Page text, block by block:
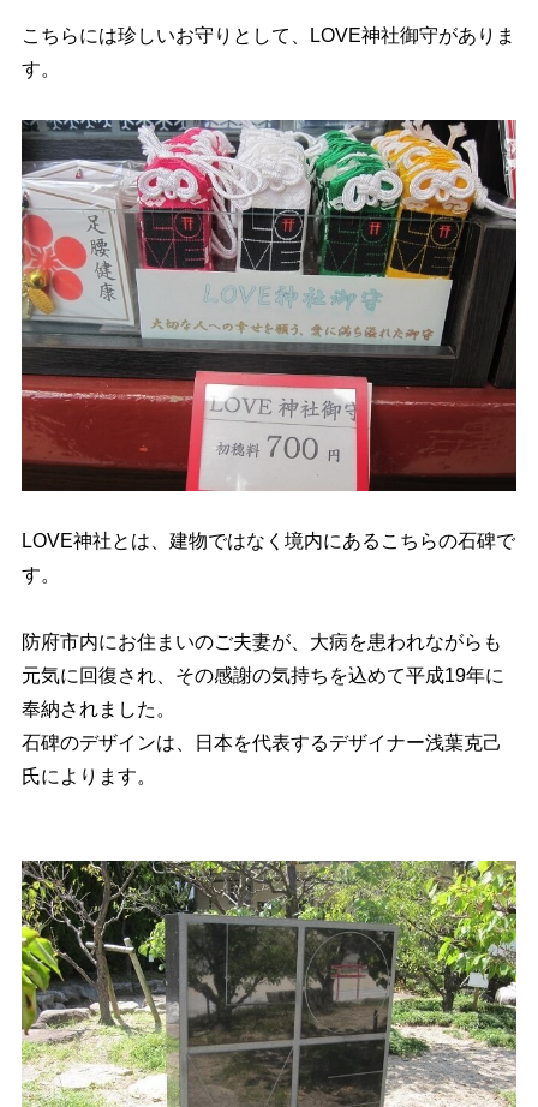
こちらには珍しいお守りとして、LOVE神社御守がありま
す。
LOVE神社とは、建物ではなく境内にあるこちらの石碑で
す。
防府市内にお住まいのご夫妻が、大病を患われながらも
元気に回復され、その感謝の気持ちを込めて平成19年に
奉納されました。
石碑のデザインは、日本を代表するデザイナー浅葉克己
氏によります。